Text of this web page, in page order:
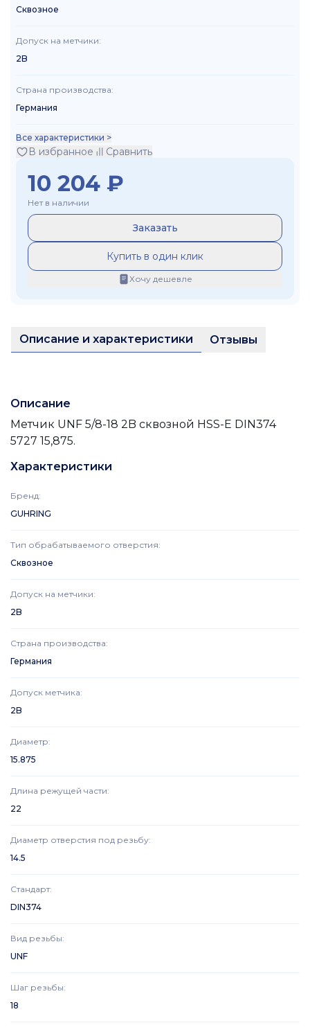
Сквозное
Допуск на метчики:
2B
Страна производства:
Германия
Все характеристики >
В избранное Сравнить
10 204 ₽
Нет в наличии
Заказать
Купить в один клик
Хочу дешевле
Описание и характеристики Отзывы
Описание
Метчик UNF 5/8-18 2B сквозной HSS-E DIN374
5727 15,875.
Характеристики
Бренд:
GUHRING
Тип обрабатываемого отверстия:
Сквозное
Допуск на метчики:
2B
Страна производства:
Германия
Допуск метчика:
2B
Диаметр:
15.875
Длина режущей части:
22
Диаметр отверстия под резьбу:
14.5
Стандарт:
DIN374
Вид резьбы:
UNF
Шаг резьбы:
18